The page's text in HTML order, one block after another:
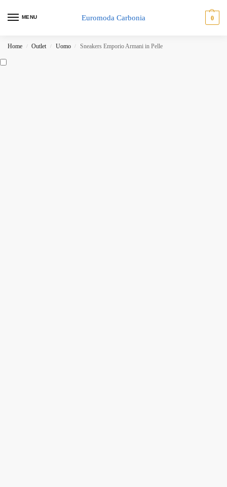
MENU Euromoda Carbonia 0
Home / Outlet / Uomo / Sneakers Emporio Armani in Pelle